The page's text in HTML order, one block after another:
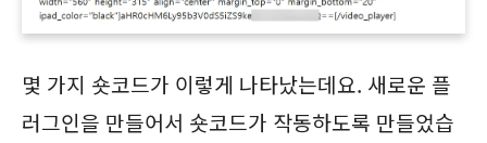
몇 가지 숏코드가 이렇게 나타났는데요. 새로운 플
러그인을 만들어서 숏코드가 작동하도록 만들었습